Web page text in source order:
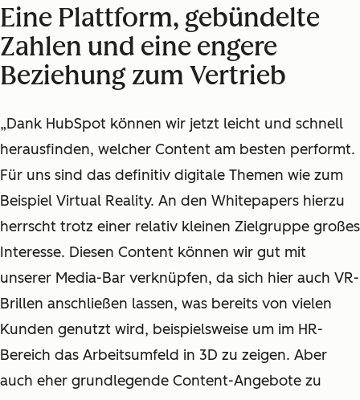
Eine Plattform, gebündelte
Zahlen und eine engere
Beziehung zum Vertrieb
„Dank HubSpot können wir jetzt leicht und schnell
herausfinden, welcher Content am besten performt.
Für uns sind das definitiv digitale Themen wie zum
Beispiel Virtual Reality. An den Whitepapers hierzu
herrscht trotz einer relativ kleinen Zielgruppe großes
Interesse. Diesen Content können wir gut mit
unserer Media-Bar verknüpfen, da sich hier auch VR-
Brillen anschließen lassen, was bereits von vielen
Kunden genutzt wird, beispielsweise um im HR-
Bereich das Arbeitsumfeld in 3D zu zeigen. Aber
auch eher grundlegende Content-Angebote zu